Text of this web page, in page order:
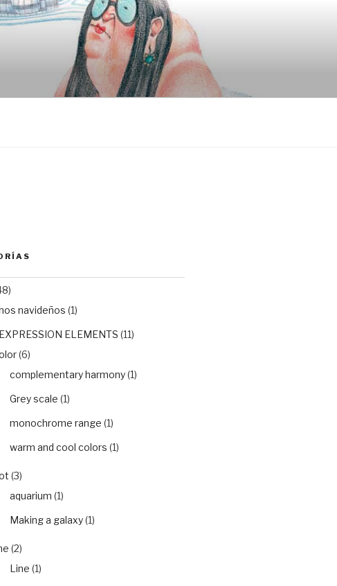
navideños (1)
ELEMENTS (11)
(6)
complementary harmony(1)
Grey scale (1)
monochrome range (1)
warm and cool colors (1)
(3)
aquarium (1)
Making a galaxy(1)
(2)
Line (1)